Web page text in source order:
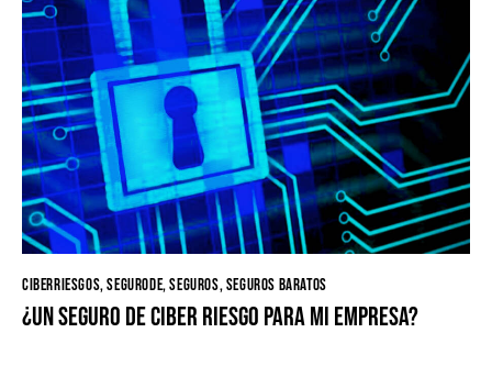
CIBERRIESGOS,SEGURODE,SEGUROS,SEGUROS BARATOS
¿Un seguro de ciber riesgo para mi empresa?